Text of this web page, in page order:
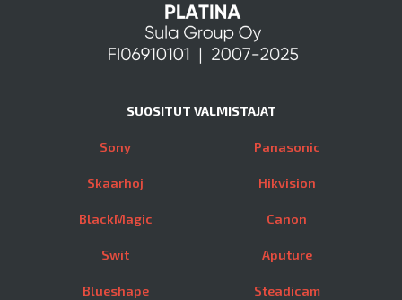
SUOSITUT VALMISTAJAT
Sony
Skaarhoj
BlackMagic
Swit
Blueshape
Panasonic
Hikvision
Canon
Aputure
Steadicam